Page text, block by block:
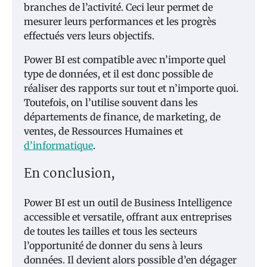
branches de l’activité. Ceci leur permet de
mesurer leurs performances et les progrès
effectués vers leurs objectifs.
Power BI est compatible avec n’importe quel
type de données, et il est donc possible de
réaliser des rapports sur tout et n’importe quoi.
Toutefois, on l’utilise souvent dans les
départements de finance, de marketing, de
ventes, de Ressources Humaines et
d’informatique.
En conclusion,
Power BI est un outil de Business Intelligence
accessible et versatile, offrant aux entreprises
de toutes les tailles et tous les secteurs
l’opportunité de donner du sens à leurs
données. Il devient alors possible d’en dégager